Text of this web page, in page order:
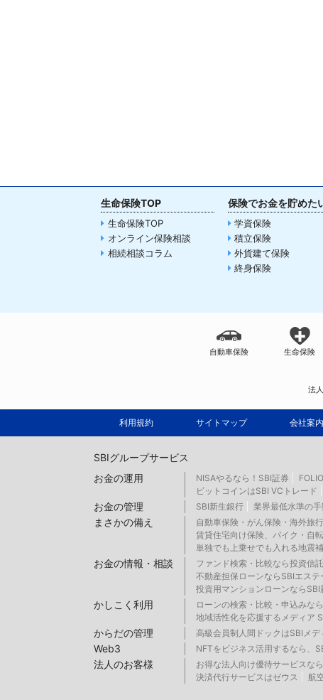
生命保険TOP
生命保険TOP
オンライン保険相談
相続相談コラム
保険でお金を貯めた
学資保険
積立保険
外貨建て保険
終身保険
自動車保険 生命保険
法
利用規約 サイトマップ 会社案内
SBIグループサービス
お金の運用
NISAやるなら！SBI証券
ビットコインはSBI VCトレード
お金の管理 SBI新生銀行 業界最低水準の
まさかの備え 自動車保険・がん保険・海外旅
賃貸住宅向け保険、バイク・自
単独でも上乗せでも入れる地震
お金の情報・相談 ファンド検索・比較なら投資信
不動産担保ローンならSBIエステ
投資用マンションローンなら
かしこく利用 ローンの検索・比較・申込みな
地域活性化を応援するメディア
からだの管理 高級会員制人間ドックはSBIメデ
Web3 NFTをビジネス活用するなら、
法人のお客様 お得な法人向け優待サービスな
決済代行サービスはゼウス
航